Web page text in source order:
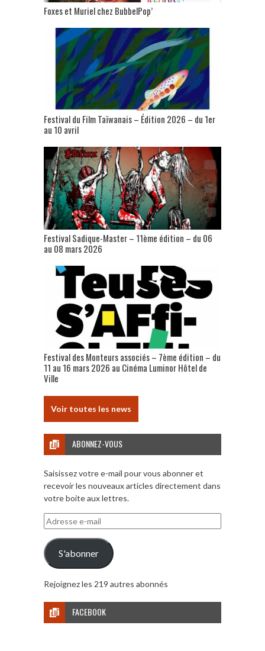
Foxes et Muriel chez BubbelPop’
Festival du Film Taïwanais – Édition 2026 – du 1er
au 10 avril
Festival Sadique-Master – 11ème édition – du 06
au 08 mars 2026
Festival des Monteurs associés – 7ème édition – du
11 au 16 mars 2026 au Cinéma Luminor Hôtel de
Ville
Voir toutes les news
ABONNEZ-VOUS
Saisissez votre e-mail pour vous abonner et
recevoir les nouveaux articles directement dans
votre boite aux lettres.
Adresse
e-
mail
S'abonner
Rejoignez les 219 autres abonnés
FACEBOOK